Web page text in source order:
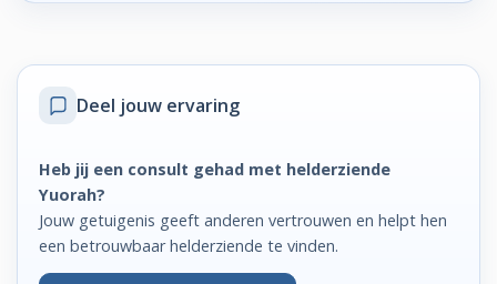
Deel jouw ervaring
Heb jij een consult gehad met helderziende
Yuorah?
Jouw getuigenis geeft anderen vertrouwen en helpt hen
een betrouwbaar helderziende te vinden.